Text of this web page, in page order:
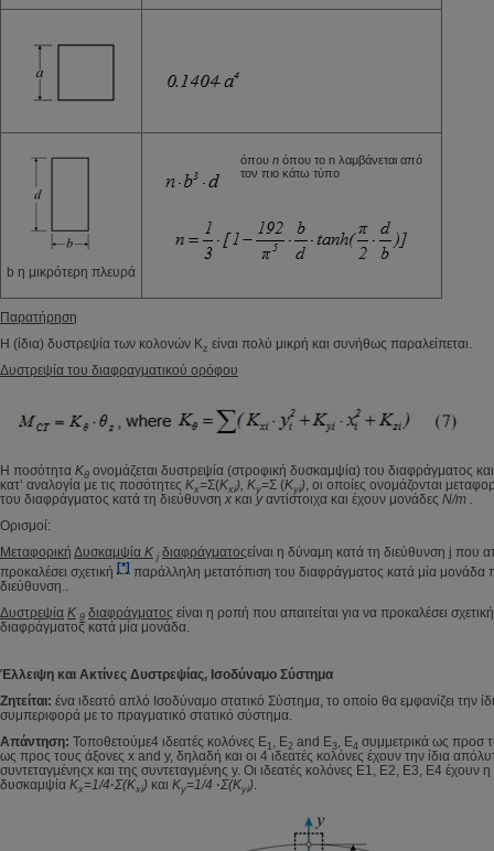
b η μικρότερη πλευρά
όπου n όπου το n λαμβάνεται από
τον πιο κάτω τύπο
Παρατήρηση
Η (ίδια) δυστρεψία των κολονών Kz είναι πολύ μικρή και συνήθως παραλείπεται.
Δυστρεψία του διαφραγματικού ορόφου
Η ποσότητα Κθ ονομάζεται δυστρεψία (στροφική δυσκαμψία) του διαφράγματος
κατ’ αναλογία με τις ποσότητες Kx=Σ(Kxi), Ky=Σ (Kyi), οι οποίες ονομάζονται
του διαφράγματος κατά τη διεύθυνση x και yαντίστοιχα και έχουν μονάδες N/m .
Ορισμοί:
Μεταφορική Δυσκαμψία Κ j διαφράγματοςείναι η δύναμη κατά τη διεύθυνση j που
προκαλέσει σχετική [*] παράλληλη μετατόπιση του διαφράγματος κατά μία μονάδα
διεύθυνση..
Δυστρεψία K θ διαφράγματος είναι η ροπή που απαιτείται για να προκαλέσει
διαφράγματος κατά μία μονάδα.
Έλλειψη και Ακτίνες Δυστρεψίας, Ισοδύναμο Σύστημα
Ζητείται: ένα ιδεατό απλό Ισοδύναμο στατικό Σύστημα, το οποίο θα εμφανίζει την
συμπεριφορά με το πραγματικό στατικό σύστημα.
Απάντηση: Τοποθετούμε4 ιδεατές κολόνες E1 , E2 and E3, E4 συμμετρικά ως προσ
ως προς τους άξονες x and y, δηλαδή και οι 4 ιδεατές κολόνες έχουν την ίδια
συντεταγμένηςx και της συντεταγμένης y. Οι ιδεατές κολόνες E1, E2, E3, E4 έχουν η
δυσκαμψία Kx=1/4·Σ(Kxi) και Ky=1/4 ·Σ(Kyi).